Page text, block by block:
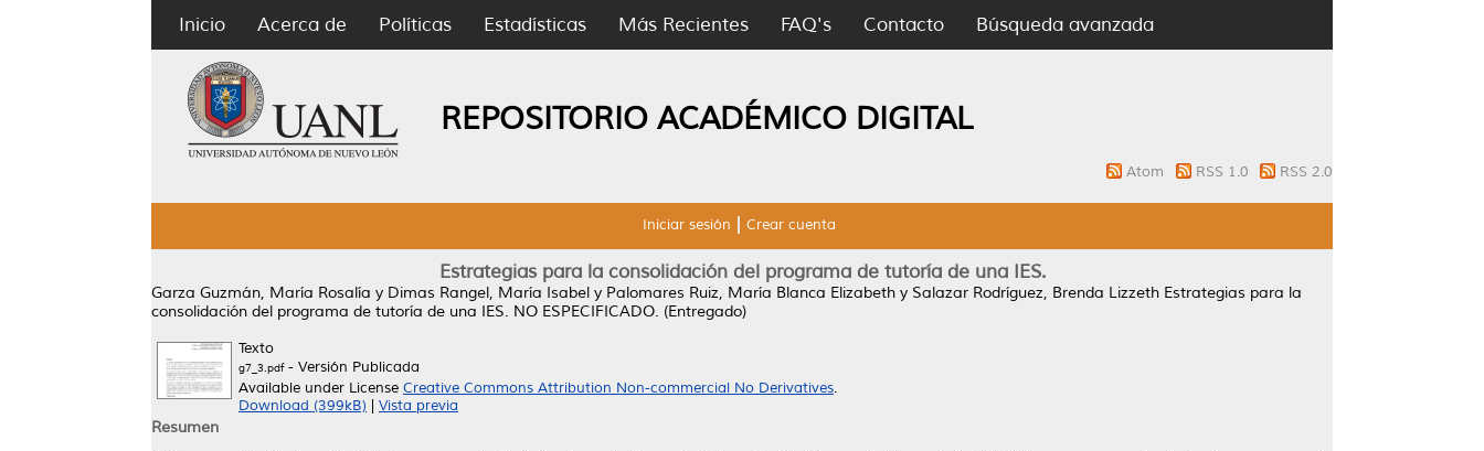
Inicio Acerca de Políticas Estadísticas Más Recientes FAQ's Contacto Búsqueda avanzada
REPOSITORIO ACADÉMICO DIGITAL
Atom RSS 1.0 RSS 2.0
Iniciar sesión Crear cuenta
Estrategias para la consolidación del programa de tutoría de una IES.
Garza Guzmán, María Rosalía y Dimas Rangel, María Isabel y Palomares Ruiz, María Blanca Elizabeth y Salazar Rodríguez, Brenda Lizzeth Estrategias para la
consolidación del programa de tutoría de una IES. NO ESPECIFICADO. (Entregado)
Texto
g7_3.pdf- Versión Publicada
Available under License Creative Commons Attribution Non-commercial No Derivatives.
Download (399kB)
Vista previa
Resumen